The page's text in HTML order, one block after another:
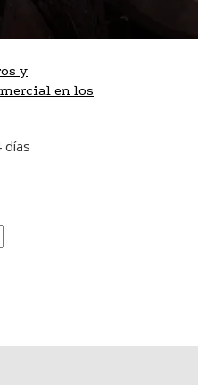
y
en los
días